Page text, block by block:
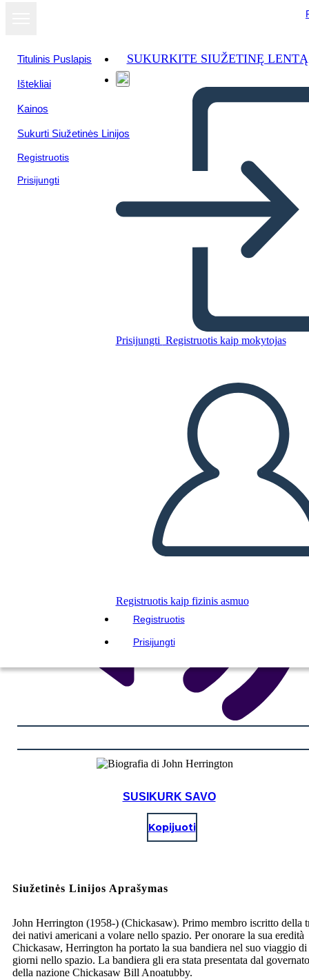
Titulinis Puslapis
Ištekliai
Kainos
Sukurti Siužetinės Linijos
Registruotis
Prisijungti
SUKURKITE SIUŽETINĘ LENTĄ
Prisijungti Registruotis kaip mokytojas
Registruotis kaip fizinis asmuo
Registruotis
Prisijungti
PALEISTI SKAIDRIŲ DEMONSTRACIJĄ
SKAITYK MAN
SUSIKURK SAVO
Kopijuoti
Siužetinės Linijos Aprašymas
John Herrington (1958-) (Chickasaw). Primo membro iscritto della
dei nativi americani a volare nello spazio. Per onorare la sua eredità
Chickasaw, Herrington ha portato la sua bandiera nel suo viaggio
giorni nello spazio. La bandiera gli era stata presentata dal
della nazione Chickasaw Bill Anoatubby.